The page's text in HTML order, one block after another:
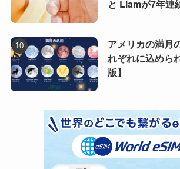
と Liamが7年連
アメリカの満月
れぞれに込めら
版】